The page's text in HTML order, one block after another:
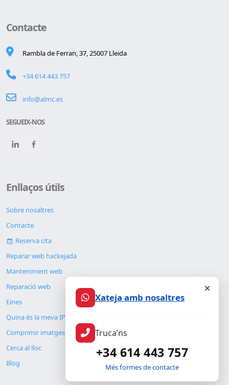
Contacte
Rambla de Ferran, 37, 25007 Lleida
+34 614 443 757
info@almc.es
SEGUEIX-NOS
Enllaços útils
Sobre nosaltres
Contacte
Reserva cita
Reparar web hackejada
Manteniment web
Reparació web
Eines
Quina és la meva IP
Comprimir imatges
Cerca al lloc
Blog
Xateja amb nosaltres
Truca’ns
+34 614 443 757
Més formes de contacte